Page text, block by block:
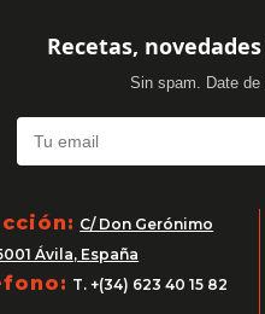
Recetas,
Sin spam. Date de
C/ Don Gerónimo
Ávila, España
T. +(34) 623 40 15 82